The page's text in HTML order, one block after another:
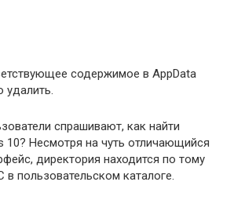
содержимое в AppData
удалить.
спрашивают, как найти
10? Несмотря на чуть отличающийся
директория находится по тому
в пользовательском каталоге.